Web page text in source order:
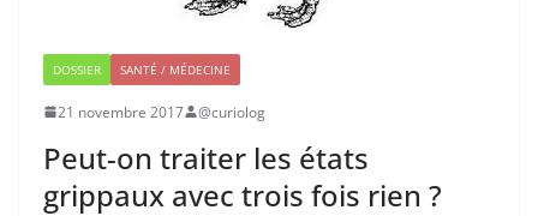
DOSSIER SANTÉ / MÉDECINE
21 novembre 2017 @curiolog
Peut-on traiter les états
grippaux avec trois fois rien ?